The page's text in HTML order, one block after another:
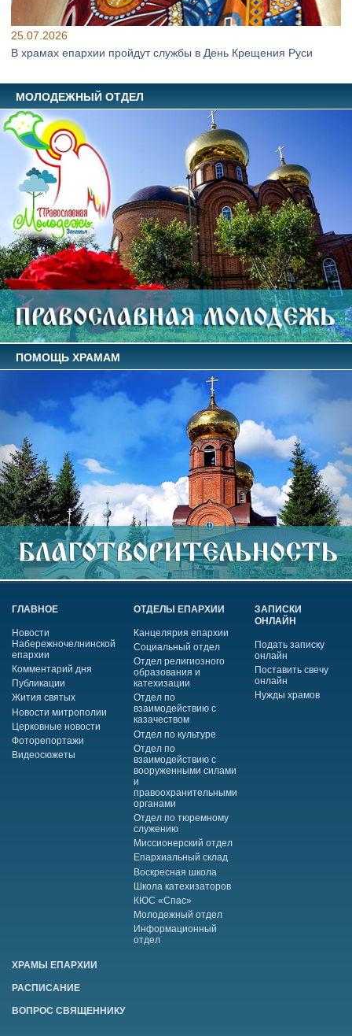
25.07.2026
В храмах епархии пройдут службы в День Крещения Руси
МОЛОДЕЖНЫЙ ОТДЕЛ
ПОМОЩЬ ХРАМАМ
ГЛАВНОЕ
Новости
Набережночелнинской
епархии
Комментарий дня
Публикации
Жития святых
Новости митрополии
Церковные новости
Фоторепортажи
Видеосюжеты
ОТДЕЛЫ ЕПАРХИИ
Канцелярия епархии
Социальный отдел
Отдел религиозного
образования и
катехизации
Отдел по
взаимодействию с
казачеством
Отдел по культуре
Отдел по
взаимодействию с
вооруженными силами
и
правоохранительными
органами
Отдел по тюремному
служению
Миссионерский отдел
Епархиальный склад
Воскресная школа
Школа катехизаторов
КЮС «Спас»
Молодежный отдел
Информационный
отдел
ЗАПИСКИ
ОНЛАЙН
Подать записку
онлайн
Поставить свечу
онлайн
Нужды храмов
ХРАМЫ ЕПАРХИИ
РАСПИСАНИЕ
ВОПРОС СВЯЩЕННИКУ